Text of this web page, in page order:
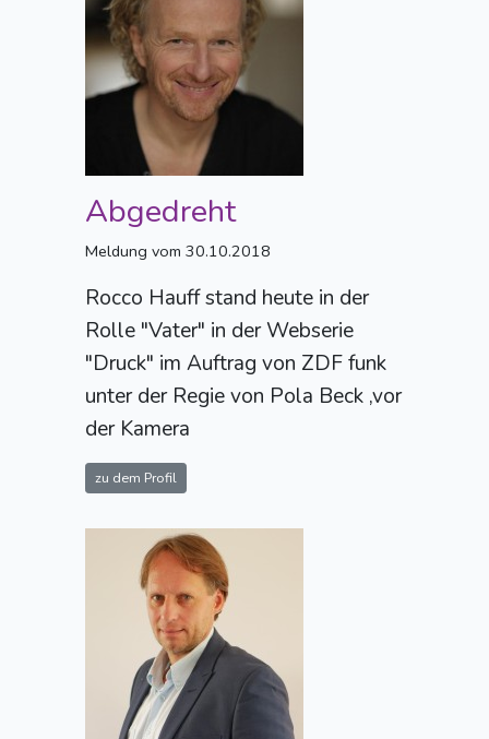
Abgedreht
Meldung vom 30.10.2018
Rocco Hauff stand heute in der
Rolle "Vater" in der Webserie
"Druck" im Auftrag von ZDF funk
unter der Regie von Pola Beck ,vor
der Kamera
zu dem Profil